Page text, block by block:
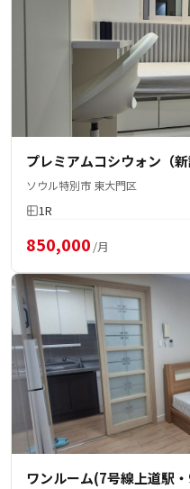
プレミアムコシウォン（新
ソウル特別市 東大門区
1R
850,000 /月
ワンルーム(7号線上道駅